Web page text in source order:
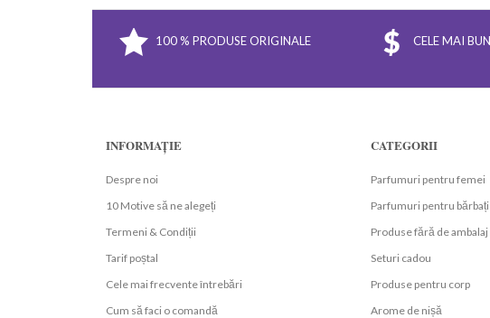
100 % PRODUSE ORIGINALE CELE MAI
INFORMAȚIE
Despre noi
10 Motive să ne alegeți
Termeni & Condiții
Tarif poștal
Cele mai frecvente întrebări
Cum să faci o comandă
CATEGORII
Parfumuri pentru femei
Parfumuri pentru bărbați
Produse fără de ambalaj
Seturi cadou
Produse pentru corp
Arome de nișă